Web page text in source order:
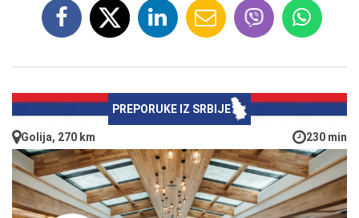
PREPORUKE IZ SRBIJE
Golija, 270 km 230 min